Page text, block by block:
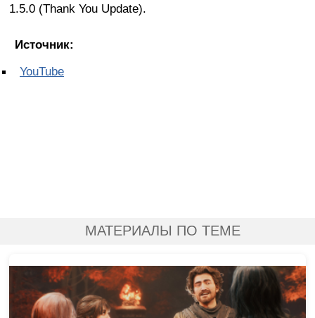
1.5.0 (Thank You Update).
Источник:
YouTube
МАТЕРИАЛЫ ПО ТЕМЕ